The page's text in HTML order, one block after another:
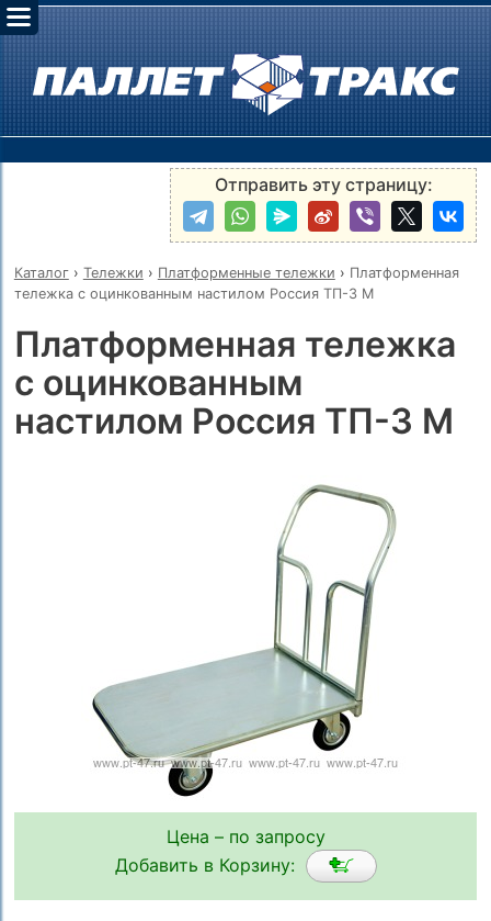
Отправить эту страницу:
Каталог› Тележки › Платформенные тележки › Платформенная
тележка с оцинкованным настилом Россия ТП-3 M
Платформенная тележка
с оцинкованным
настилом Россия ТП-3 M
Цена – по запросу
Добавить в Корзину: